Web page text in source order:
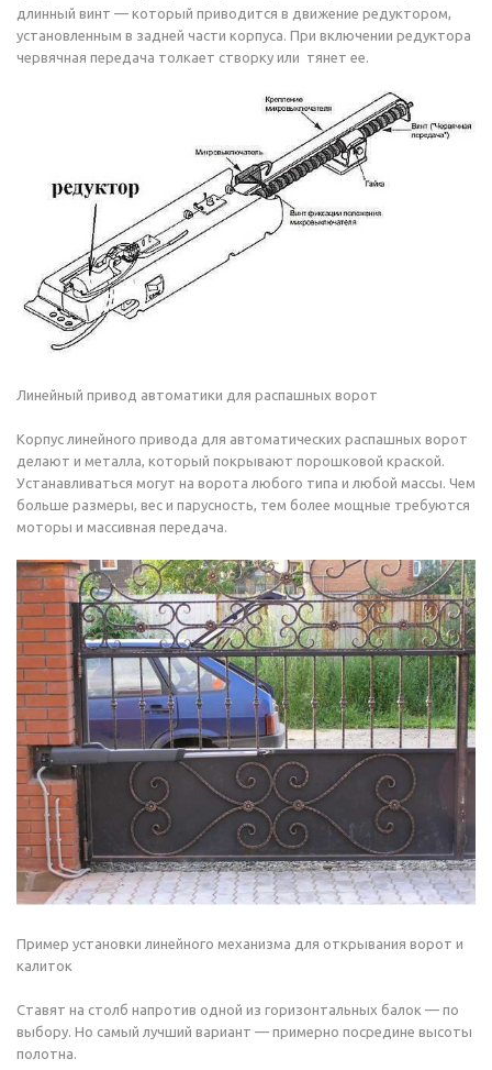
длинный винт — который приводится в движение редуктором,
установленным в задней части корпуса. При включении редуктора
червячная передача толкает створку или тянет ее.
Линейный привод автоматики для распашных ворот
Корпус линейного привода для автоматических распашных ворот
делают и металла, который покрывают порошковой краской.
Устанавливаться могут на ворота любого типа и любой массы. Чем
больше размеры, вес и парусность, тем более мощные требуются
моторы и массивная передача.
Пример установки линейного механизма для открывания ворот и
калиток
Ставят на столб напротив одной из горизонтальных балок — по
выбору. Но самый лучший вариант — примерно посредине высоты
полотна.